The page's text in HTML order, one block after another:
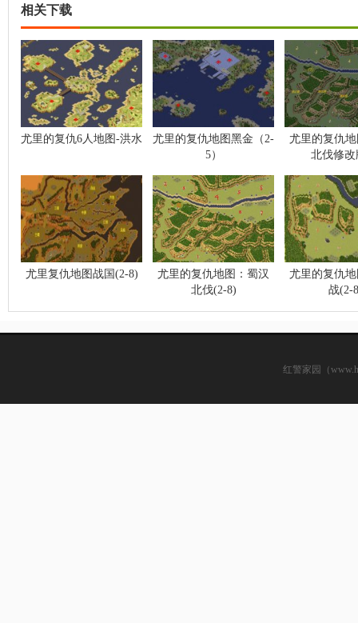
相关下载
尤里的复仇6人地图-洪水
尤里的复仇地图黑金（2-
5）
尤里的复仇
北伐修改
尤里复仇地图战国(2-8)
尤里的复仇地图：蜀汉
北伐(2-8)
尤里的复仇
战(2-
红警家园（